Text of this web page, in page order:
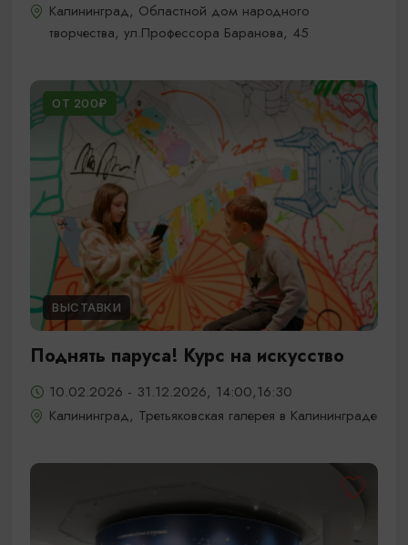
Калининград, Областной дом народного
творчества, ул.Профессора Баранова, 45
ОТ 200₽
ВЫСТАВКИ
Поднять паруса! Курс на искусство
10.02.2026 - 31.12.2026, 14:00,16:30
Калининград, Третьяковская галерея в Калининграде